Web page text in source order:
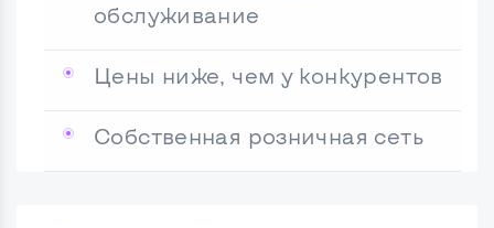
обслуживание
Цены ниже, чем у конкурентов
Собственная розничная сеть